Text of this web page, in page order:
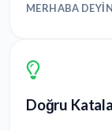
MERHABA DEYIN
Doğru